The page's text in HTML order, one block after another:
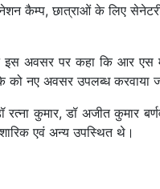
डोनेशन कैम्प, छात्राओं के लिए
अवसर पर कहा कि आर एस
को नए अवसर उपलब्ध करवाया
रत्ना कुमार, डॉ अजीत कुमार
शारिक एवं अन्य उपस्थित थे।